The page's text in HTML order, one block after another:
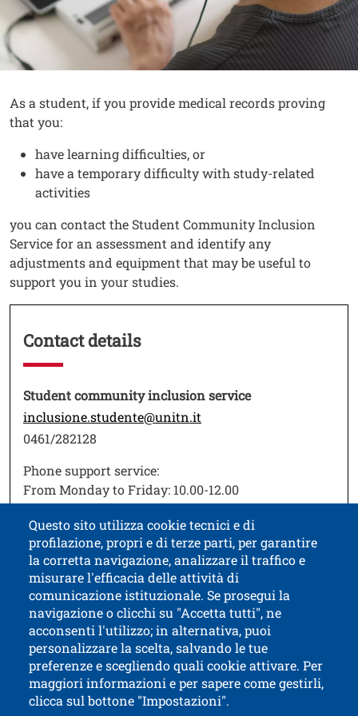
Contenuto
Testo
As a student, if you provide medical records proving
that you:
have learning difficulties, or
have a temporary difficulty with study-related
activities
you can contact the Student Community Inclusion
Service for an assessment and identify any
adjustments and equipment that may be useful to
support you in your studies.
Contact details
Testo
Student community inclusion service
inclusione.studente@unitn.it
0461/282128
Phone support service:
From Monday to Friday: 10.00-12.00
From Monday to Thursday: 14.30-15.30
Questo sito utilizza cookie tecnici e di
profilazione, propri e di terze parti, per garantire
la corretta navigazione, analizzare il traffico e
misurare l'efficacia delle attività di
comunicazione istituzionale. Se prosegui la
navigazione o clicchi su "Accetta tutti", ne
acconsenti l'utilizzo; in alternativa, puoi
personalizzare la scelta, salvando le tue
preferenze e scegliendo quali cookie attivare. Per
maggiori informazioni e per sapere come gestirli,
clicca sul bottone "Impostazioni".
University of Trento
via Calepina, 14 - I-38122 Trento
P.IVA-C.F. 003​40520220